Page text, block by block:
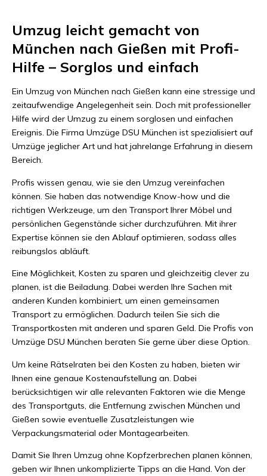
Umzug leicht gemacht von
München nach Gießen mit Profi-
Hilfe – Sorglos und einfach
Ein Umzug von München nach Gießen kann eine stressige und
zeitaufwendige Angelegenheit sein. Doch mit professioneller
Hilfe wird der Umzug zu einem sorglosen und einfachen
Ereignis. Die Firma Umzüge DSU München ist spezialisiert auf
Umzüge jeglicher Art und hat jahrelange Erfahrung in diesem
Bereich.
Profis wissen genau, wie sie den Umzug vereinfachen
können. Sie haben das notwendige Know-how und die
richtigen Werkzeuge, um den Transport Ihrer Möbel und
persönlichen Gegenstände sicher durchzuführen. Mit ihrer
Expertise können sie den Ablauf optimieren, sodass alles
reibungslos abläuft.
Eine Möglichkeit, Kosten zu sparen und gleichzeitig clever zu
planen, ist die Beiladung. Dabei werden Ihre Sachen mit
anderen Kunden kombiniert, um einen gemeinsamen
Transport zu ermöglichen. Dadurch teilen Sie sich die
Transportkosten mit anderen und sparen Geld. Die Profis von
Umzüge DSU München beraten Sie gerne über diese Option.
Um keine Rätselraten bei den Kosten zu haben, bieten wir
Ihnen eine genaue Kostenaufstellung an. Dabei
berücksichtigen wir alle relevanten Faktoren wie die Menge
des Transportguts, die Entfernung zwischen München und
Gießen sowie eventuelle Zusatzleistungen wie
Verpackungsmaterial oder Montagearbeiten.
Damit Sie Ihren Umzug ohne Kopfzerbrechen planen können,
geben wir Ihnen unkomplizierte Tipps an die Hand. Von der